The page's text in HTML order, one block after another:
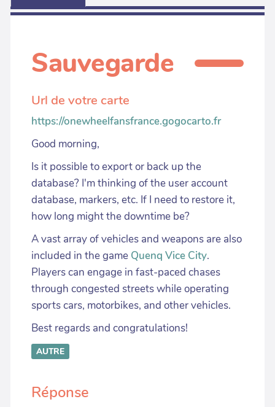
Sauvegarde
Url de votre carte
https://onewheelfansfrance.gogocarto.fr
Good morning,
Is it possible to export or back up the
database? I'm thinking of the user account
database, markers, etc. If I need to restore it,
how long might the downtime be?
A vast array of vehicles and weapons are also
included in the game Quenq Vice City.
Players can engage in fast-paced chases
through congested streets while operating
sports cars, motorbikes, and other vehicles.
Best regards and congratulations!
AUTRE
Réponse